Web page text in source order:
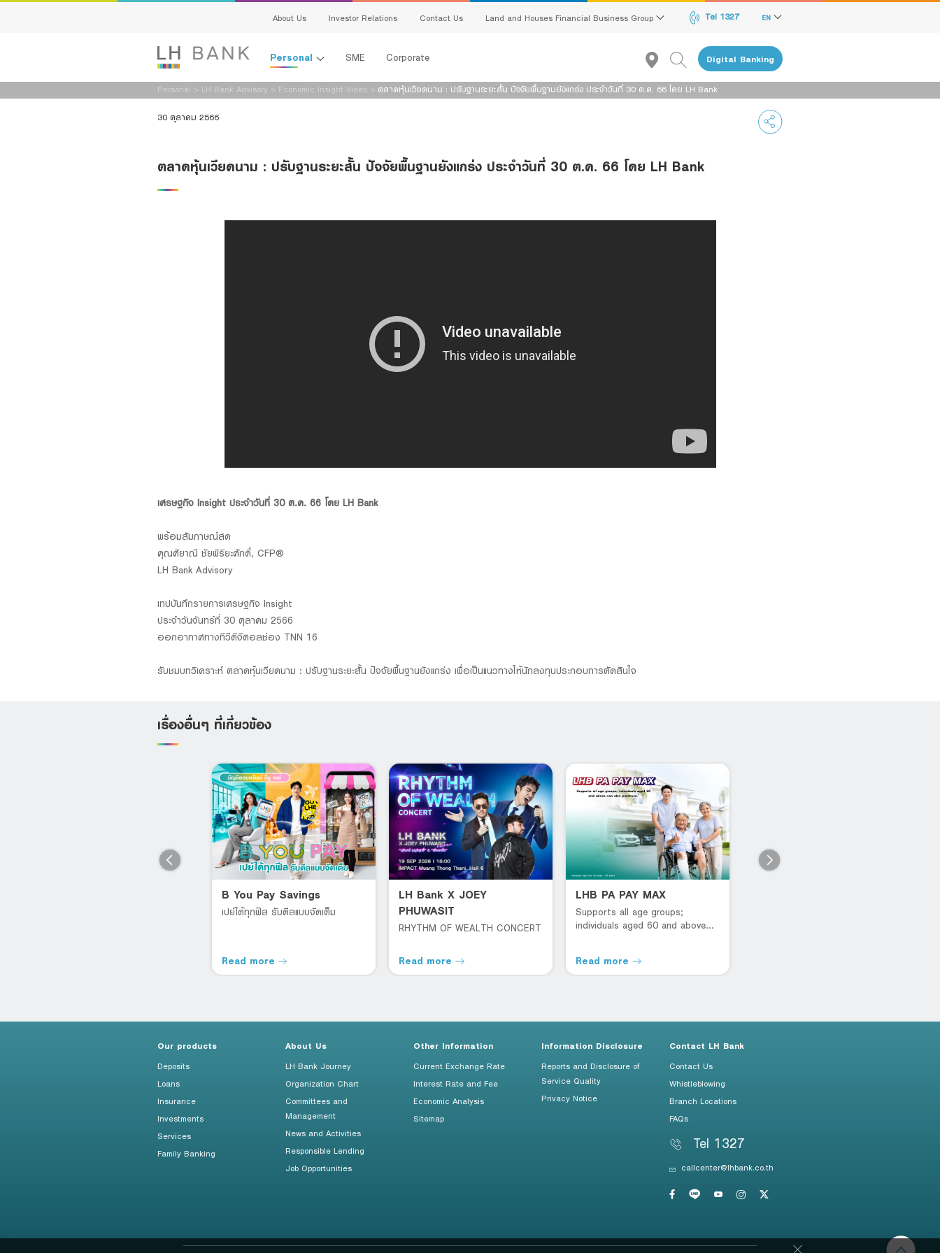
About Us Investor Relations Contact Us Land and Houses Financial Business Group Tel 1327 EN
Personal SME Corporate Digital Banking
Insurance
Personal > LH Bank Advisory > Economic Insight Video > ตลาดหุ้นเวียดนาม : ปรับฐานระยะสั้น ปัจจัยพื้นฐานยังแกร่ง ประจำวันที่ 30 ต.ค. 66 โดย LH Bank
30 ตุลาคม 2566
ตลาดหุ้นเวียดนาม : ปรับฐานระยะสั้น ปัจจัยพื้นฐานยังแกร่ง ประจำวันที่ 30 ต.ค. 66 โดย LH Bank
เศรษฐกิจ Insight ประจำวันที่ 30 ต.ค. 66 โดย LH Bank
พร้อมสัมภาษณ์สด
คุณศิยาณี ชัยพิริยะศักดิ์, CFP®
LH Bank Advisory
เทปบันทึกรายการเศรษฐกิจ Insight
ประจำวันจันทร์ที่ 30 ตุลาคม 2566
ออกอากาศทางทีวีดิจิตอลช่อง TNN 16
รับชมบทวิเคราะห์ ตลาดหุ้นเวียดนาม : ปรับฐานระยะสั้น ปัจจัยพื้นฐานยังแกร่ง เพื่อเป็นแนวทางให้นักลงทุนประกอบการตัดสินใจ
เรื่องอื่นๆ ที่เกี่ยวข้อง
B You Pay Savings
เปย์ได้ทุกฟิล รับดีลแบบจัดเต็ม
Read more
LH Bank X JOEY
PHUWASIT
RHYTHM OF WEALTH CONCERT
Read more
LHB PA PAY MAX
Supports all age groups;
individuals aged 60 and above
Read more
Our products
Deposits
Loans
Insurance
Investments
Services
Family Banking
About Us
LH Bank Journey
Organization Chart
Committees and
Management
News and Activities
Responsible Lending
Job Opportunities
Other Information
Current Exchange Rate
Interest Rate and Fee
Economic Analysis
Sitemap
Information Disclosure
Reports and Disclosure of
Service Quality
Privacy Notice
Contact LH Bank
Contact Us
Whistleblowing
Branch Locations
FAQs
Tel 1327
callcenter@lhbank.co.th